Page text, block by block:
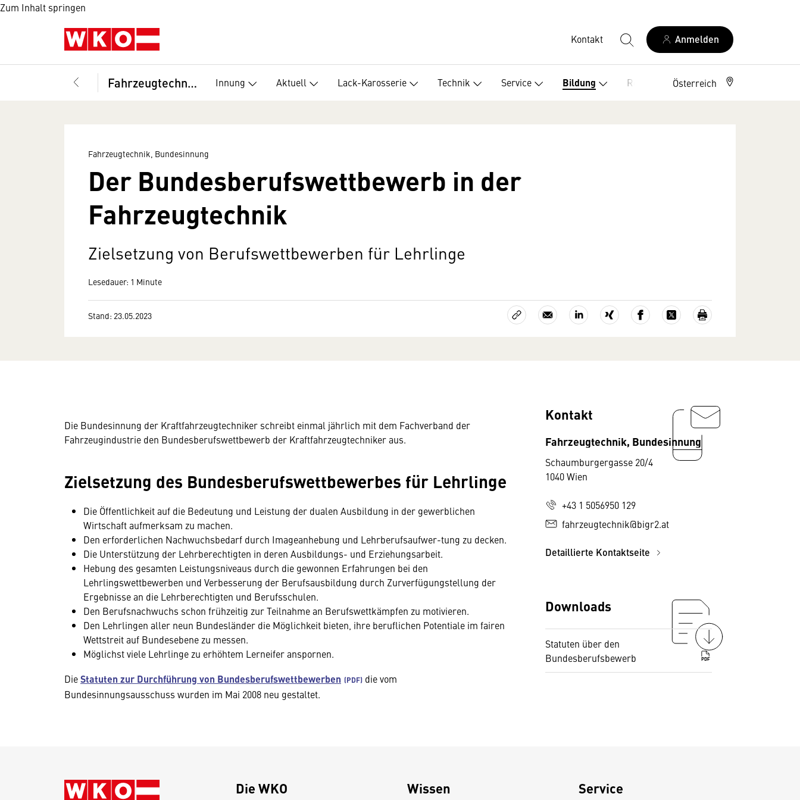
Zum Inhalt springen
Kontakt Anmelden
Fahrzeugtechnik, Bundesinnung Innung Aktuell Lack-Karosserie Technik Service Bildung Recht Österreich
Fahrzeugtechnik, Bundesinnung
Der Bundesberufswettbewerb in der
Fahrzeugtechnik
Zielsetzung von Berufswettbewerben für Lehrlinge
Lesedauer: 1 Minute
Stand: 23.05.2023
Die Bundesinnung der Kraftfahrzeugtechniker schreibt einmal jährlich mit dem Fachverband der
Fahrzeugindustrie den Bundesberufswettbewerb der Kraftfahrzeugtechniker aus.
Zielsetzung des Bundesberufswettbewerbes für Lehrlinge
Die Öffentlichkeit auf die Bedeutung und Leistung der dualen Ausbildung in der gewerblichen
Wirtschaft aufmerksam zu machen.
Den erforderlichen Nachwuchsbedarf durch Imageanhebung und Lehrberufsaufwer-tung zu decken.
Die Unterstützung der Lehrberechtigten in deren Ausbildungs- und Erziehungsarbeit.
Hebung des gesamten Leistungsniveaus durch die gewonnen Erfahrungen bei den
Lehrlingswettbewerben und Verbesserung der Berufsausbildung durch Zurverfügungstellung der
Ergebnisse an die Lehrberechtigten und Berufsschulen.
Den Berufsnachwuchs schon frühzeitig zur Teilnahme an Berufswettkämpfen zu motivieren.
Den Lehrlingen aller neun Bundesländer die Möglichkeit bieten, ihre beruflichen Potentiale im fairen
Wettstreit auf Bundesebene zu messen.
Möglichst viele Lehrlinge zu erhöhtem Lerneifer anspornen.
DieStatuten zur Durchführung von Bundesberufswettbewerben
die vom
Bundesinnungsausschuss wurden im Mai 2008 neu gestaltet.
Kontakt
Fahrzeugtechnik, Bundesinnung
Schaumburgergasse 20/4
1040 Wien
+43 1 5056950 129
fahrzeugtechnik@bigr2.at
Detaillierte Kontaktseite
Downloads
Statuten über den
Bundesberufsbewerb
PDF
Die WKO Wissen Service